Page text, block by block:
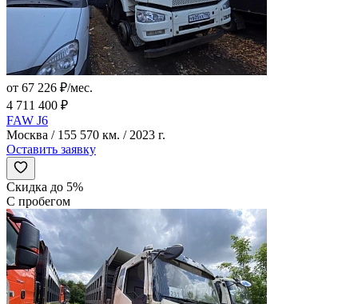
от 67 226 ₽/мес.
4 711 400 ₽
FAW J6
Москва / 155 570 км. / 2023 г.
Оставить заявку
Скидка до 5%
С пробегом